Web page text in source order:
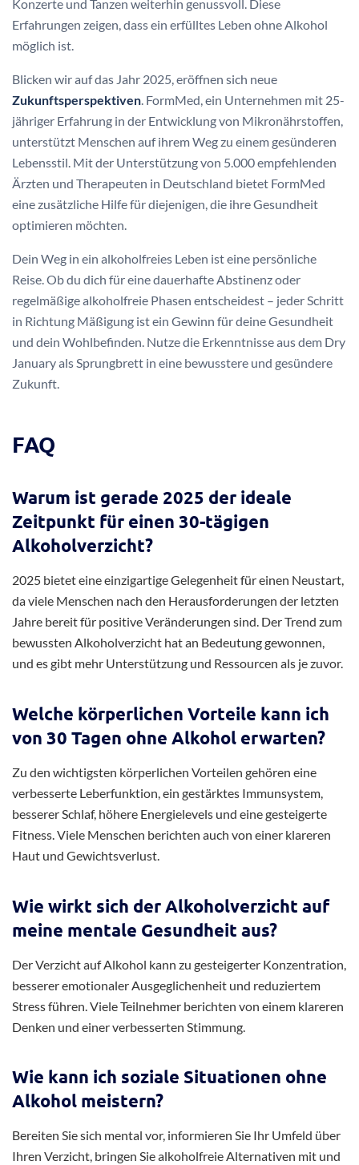
Konzerte und Tanzen weiterhin genussvoll. Diese
Erfahrungen zeigen, dass ein erfülltes Leben ohne Alkohol
möglich ist.
Blicken wir auf das Jahr 2025, eröffnen sich neue
Zukunftsperspektiven. FormMed, ein Unternehmen mit 25-
jähriger Erfahrung in der Entwicklung von Mikronährstoffen,
unterstützt Menschen auf ihrem Weg zu einem gesünderen
Lebensstil. Mit der Unterstützung von 5.000 empfehlenden
Ärzten und Therapeuten in Deutschland bietet FormMed
eine zusätzliche Hilfe für diejenigen, die ihre Gesundheit
optimieren möchten.
Dein Weg in ein alkoholfreies Leben ist eine persönliche
Reise. Ob du dich für eine dauerhafte Abstinenz oder
regelmäßige alkoholfreie Phasen entscheidest – jeder Schritt
in Richtung Mäßigung ist ein Gewinn für deine Gesundheit
und dein Wohlbefinden. Nutze die Erkenntnisse aus dem Dry
January als Sprungbrett in eine bewusstere und gesündere
Zukunft.
FAQ
Warum ist gerade 2025 der ideale
Zeitpunkt für einen 30-tägigen
Alkoholverzicht?
2025 bietet eine einzigartige Gelegenheit für einen Neustart,
da viele Menschen nach den Herausforderungen der letzten
Jahre bereit für positive Veränderungen sind. Der Trend zum
bewussten Alkoholverzicht hat an Bedeutung gewonnen,
und es gibt mehr Unterstützung und Ressourcen als je zuvor.
Welche körperlichen Vorteile kann ich
von 30 Tagen ohne Alkohol erwarten?
Zu den wichtigsten körperlichen Vorteilen gehören eine
verbesserte Leberfunktion, ein gestärktes Immunsystem,
besserer Schlaf, höhere Energielevels und eine gesteigerte
Fitness. Viele Menschen berichten auch von einer klareren
Haut und Gewichtsverlust.
Wie wirkt sich der Alkoholverzicht auf
meine mentale Gesundheit aus?
Der Verzicht auf Alkohol kann zu gesteigerter Konzentration,
besserer emotionaler Ausgeglichenheit und reduziertem
Stress führen. Viele Teilnehmer berichten von einem klareren
Denken und einer verbesserten Stimmung.
Wie kann ich soziale Situationen ohne
Alkohol meistern?
Bereiten Sie sich mental vor, informieren Sie Ihr Umfeld über
Ihren Verzicht, bringen Sie alkoholfreie Alternativen mit und